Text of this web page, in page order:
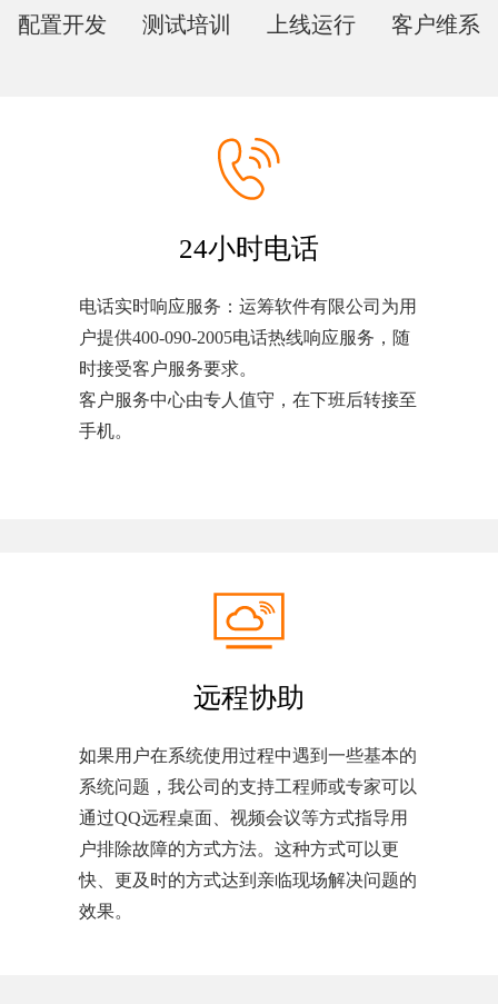
配置开发 测试培训 上线运行 客户维系
24小时电话
电话实时响应服务：运筹软件有限公司为用
户提供400-090-2005电话热线响应服务，随
时接受客户服务要求。
客户服务中心由专人值守，在下班后转接至
手机。
远程协助
如果用户在系统使用过程中遇到一些基本的
系统问题，我公司的支持工程师或专家可以
通过QQ远程桌面、视频会议等方式指导用
户排除故障的方式方法。这种方式可以更
快、更及时的方式达到亲临现场解决问题的
效果。